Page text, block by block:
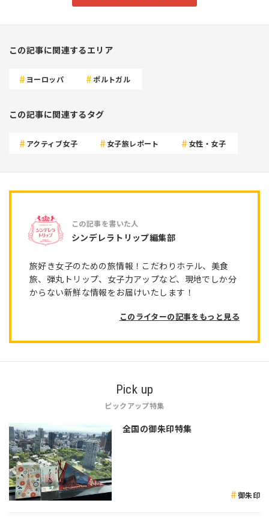
この記事に関連するエリア
ヨーロッパ ポルトガル
この記事に関連するタグ
アクティブ女子 女子旅レポート 女性・女子
シンデレラトリップ編集部
旅好き女子のための旅情報！こだわりホテル、美食
旅、弾丸トリップ、女子力アップなど、現地でしか分
からない新鮮な情報をお届けいたします！
このライターの記事をもっと見る
Pick up
ピックアップ特集
全国の御朱印特集
御朱印